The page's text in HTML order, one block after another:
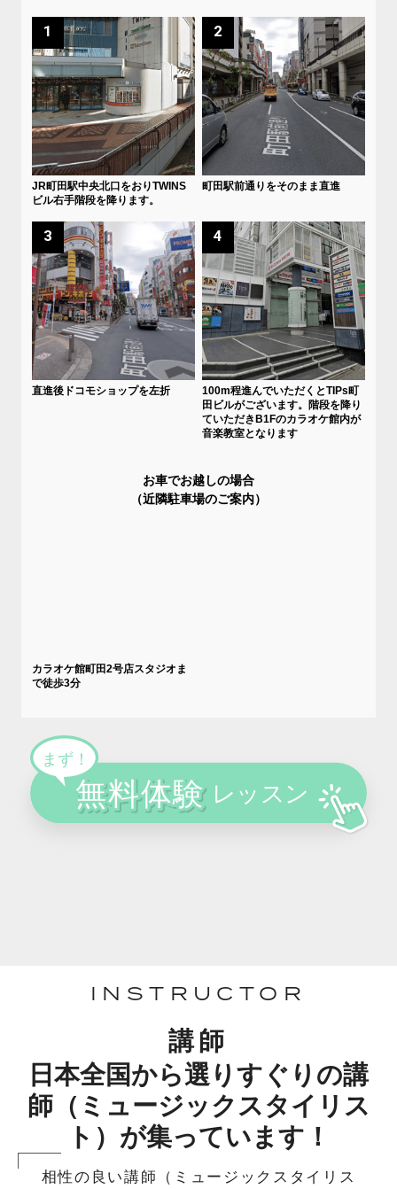
1
JR町田駅中央北口をおりTWINS
ビル右手階段を降ります。
2
町田駅前通りをそのまま直進
3
直進後ドコモショップを左折
4
100m程進んでいただくとTIPs町
田ビルがございます。階段を降り
ていただきB1Fのカラオケ館内が
音楽教室となります
お車でお越しの場合
（近隣駐車場のご案内）
カラオケ館町田2号店スタジオま
で徒歩3分
INSTRUCTOR
講師
日本全国から選りすぐりの講
師（ミュージックスタイリス
ト）が集っています！
相性の良い講師（ミュージックスタイリス